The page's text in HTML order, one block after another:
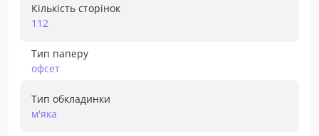
Кількість сторінок
112
Тип паперу
офсет
Тип обкладинки
м'яка